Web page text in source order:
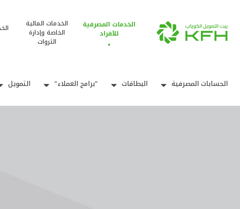
الخدمات المصرفية
للأفراد
الخدمات المالية
الخاصة وإدارة
الثروات
الحسابات المصرفية البطاقات "برامج العملاء" التمويل